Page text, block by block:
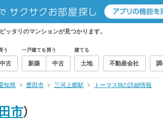
ッタリのマンションが見つかります。
う
中古
一戸建てを買う
新築 中古
建てる
土地 不動産会社 調
知県 豊田市 三河上郷駅 トーマスIIIの詳細情報
市）